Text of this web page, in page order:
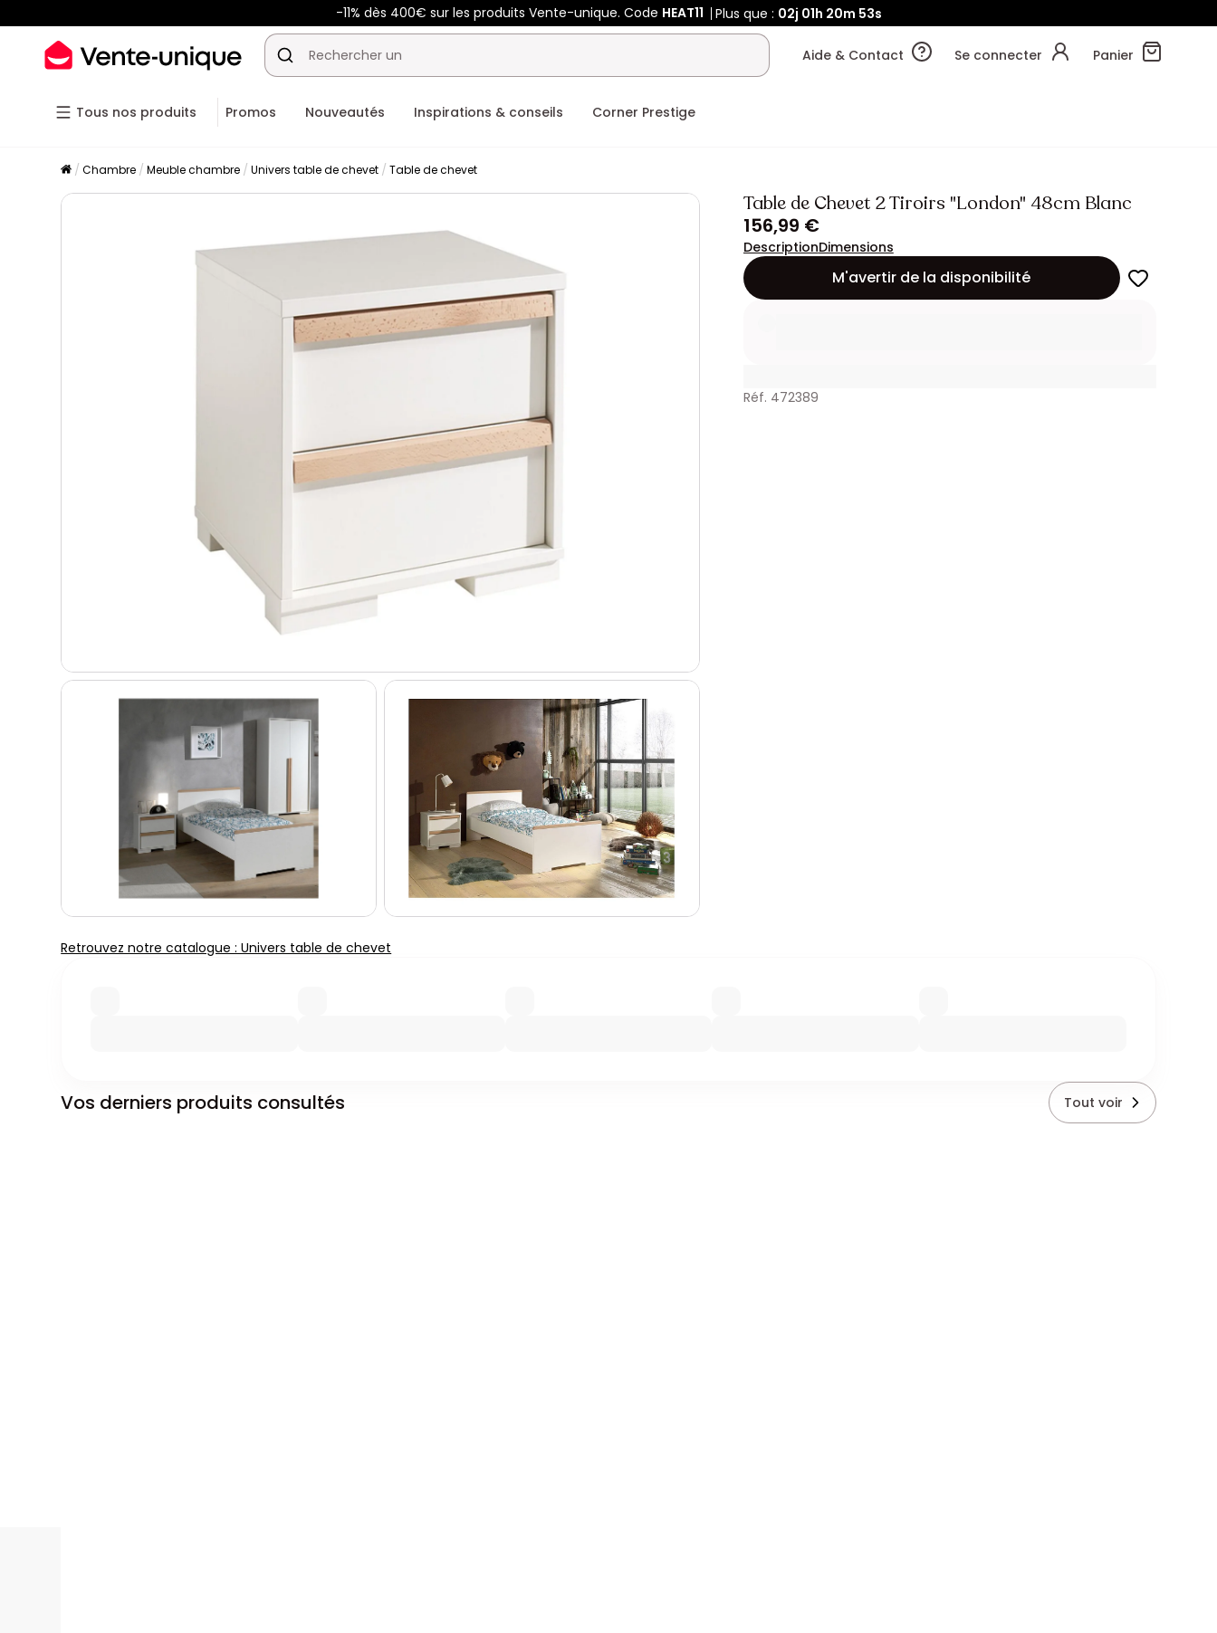
-11% dès 400€ sur les produits Vente-unique. Code HEAT11 Plus que : 02j 01h 20m 52s
Aide & Contact Se connecter Panier
Tous nos produits Promos Nouveautés Inspirations & conseils Corner Prestige
Chambre Meuble chambre Univers table de chevet Table de chevet
Table de Chevet 2 Tiroirs "London" 48cm Blanc
156,99 €
DescriptionDimensions
M'avertir de la disponibilité
Réf. 472389
Retrouvez notre catalogue : Univers table de chevet
Vos derniers produits consultés Tout voir